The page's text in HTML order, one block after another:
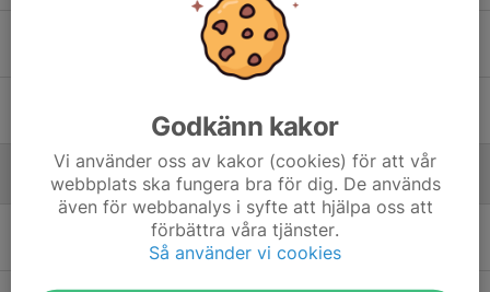
Spelare
Ester Samuelsson Dalin
Godkänn kakor
Vi använder oss av kakor (cookies) för att vår
webbplats ska fungera bra för dig. De används
även för webbanalys i syfte att hjälpa oss att
förbättra våra tjänster.
Så använder vi cookies